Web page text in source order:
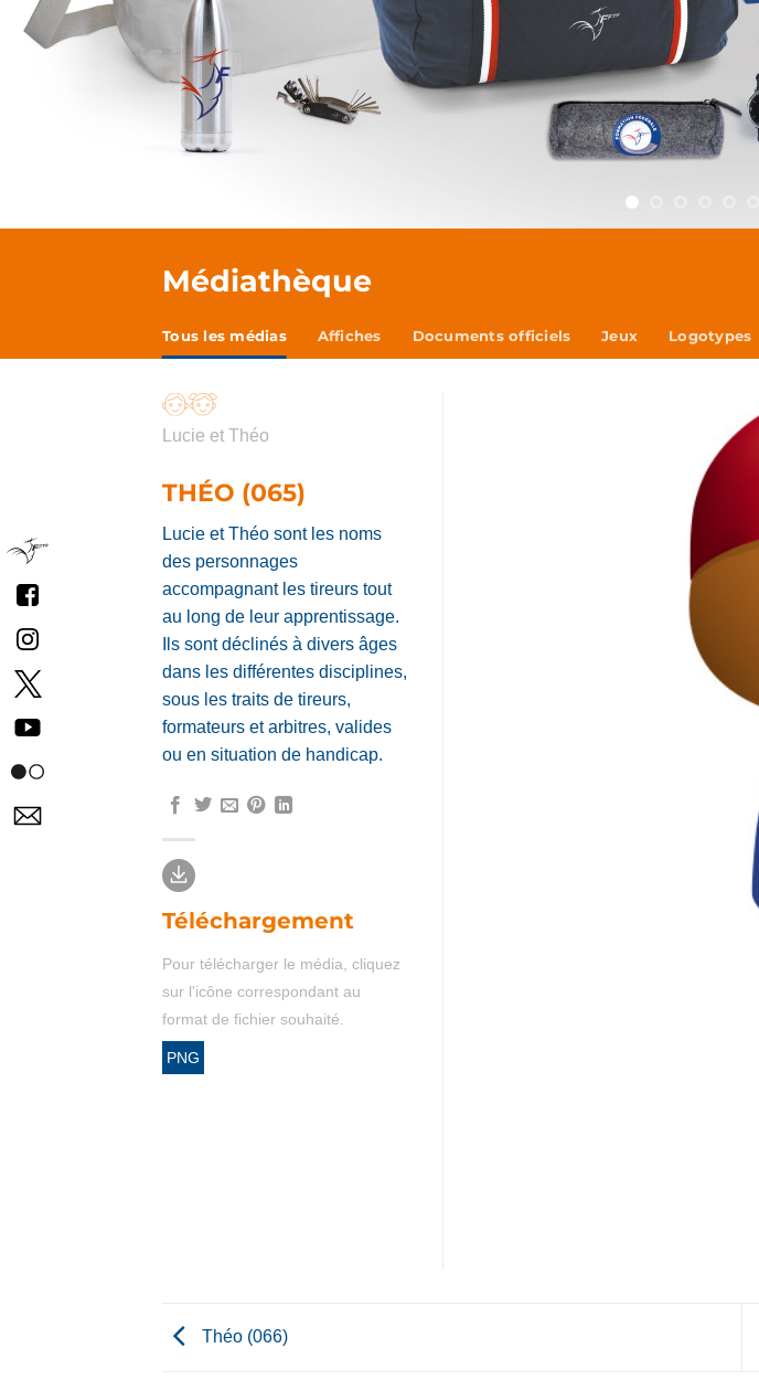
Médiathèque
Tous les médias Affiches Documents officiels Jeux Logotypes
Lucie et Théo
THÉO (065)
Lucie et Théo sont les noms
des personnages
accompagnant les tireurs tout
au long de leur apprentissage.
Ils sont déclinés à divers âges
dans les différentes disciplines,
sous les traits de tireurs,
formateurs et arbitres, valides
ou en situation de handicap.
Téléchargement
Pour télécharger le média, cliquez
sur l'icône correspondant au
format de fichier souhaité.
PNG
Théo (066)